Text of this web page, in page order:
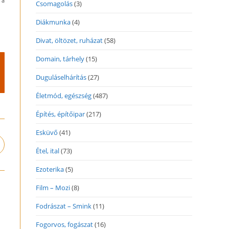
Csomagolás(3)
Diákmunka(4)
Divat, öltözet, ruházat(58)
Domain, tárhely(15)
Duguláselhárítás(27)
Életmód, egészség(487)
Építés, építőipar(217)
Esküvő (41)
Étel, ital(73)
Ezoterika(5)
Film – Mozi(8)
Fodrászat – Smink(11)
Fogorvos, fogászat(16)